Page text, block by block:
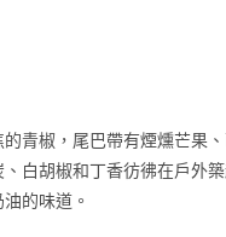
青椒，尾巴帶有煙燻芒果
白胡椒和丁香彷彿在戶外
的味道。